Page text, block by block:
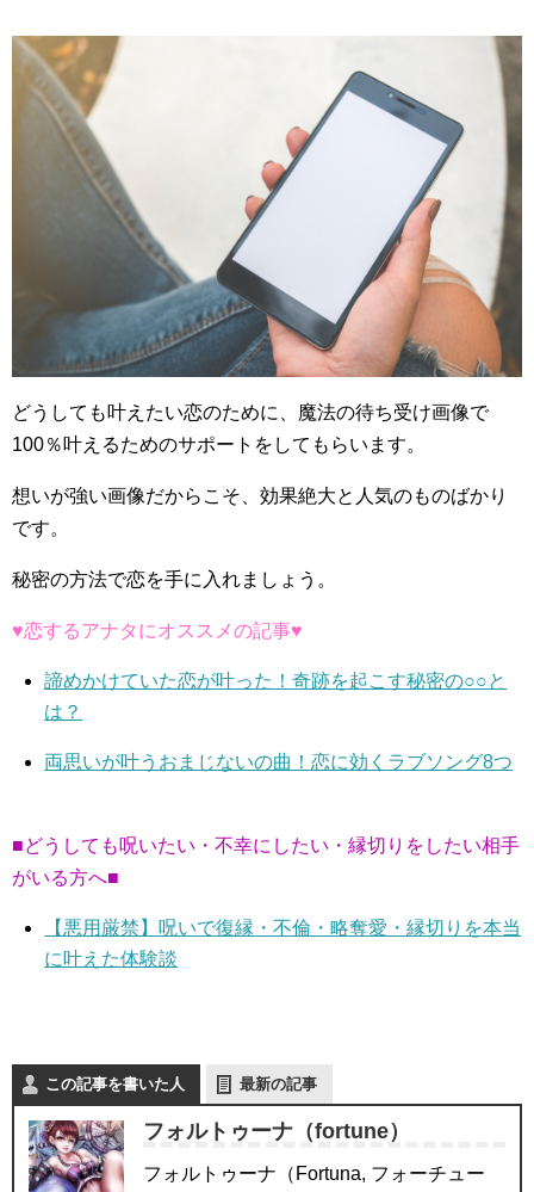
どうしても叶えたい恋のために、魔法の待ち受け画像で
100％叶えるためのサポートをしてもらいます。
想いが強い画像だからこそ、効果絶大と人気のものばかり
です。
秘密の方法で恋を手に入れましょう。
♥恋するアナタにオススメの記事♥
諦めかけていた恋が叶った！奇跡を起こす秘密の○○と
は？
両思いが叶うおまじないの曲！恋に効くラブソング8つ
■どうしても呪いたい・不幸にしたい・縁切りをしたい相手
がいる方へ■
【悪用厳禁】呪いで復縁・不倫・略奪愛・縁切りを本当
に叶えた体験談
この記事を書いた人 最新の記事
フォルトゥーナ（fortune）
フォルトゥーナ（Fortuna, フォーチュー